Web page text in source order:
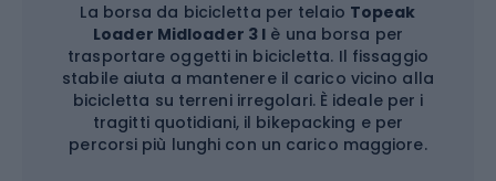
La borsa da bicicletta per telaio Topeak
Loader Midloader 3 l è una borsa per
trasportare oggetti in bicicletta. Il fissaggio
stabile aiuta a mantenere il carico vicino alla
bicicletta su terreni irregolari. È ideale per i
tragitti quotidiani, il bikepacking e per
percorsi più lunghi con un carico maggiore.